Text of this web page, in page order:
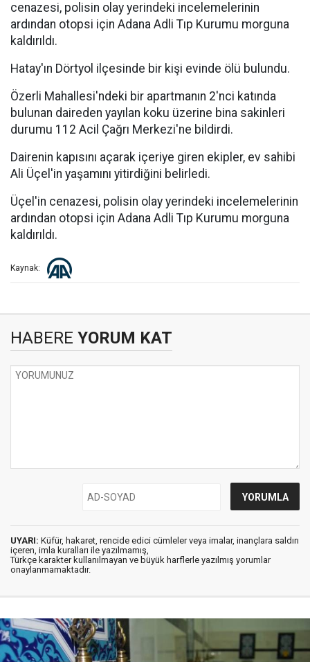
cenazesi, polisin olay yerindeki incelemelerinin
ardından otopsi için Adana Adli Tıp Kurumu morguna
kaldırıldı.
Hatay'ın Dörtyol ilçesinde bir kişi evinde ölü bulundu.
Özerli Mahallesi'ndeki bir apartmanın 2'nci katında
bulunan daireden yayılan koku üzerine bina sakinleri
durumu 112 Acil Çağrı Merkezi'ne bildirdi.
Dairenin kapısını açarak içeriye giren ekipler, ev sahibi
Ali Üçel'in yaşamını yitirdiğini belirledi.
Üçel'in cenazesi, polisin olay yerindeki incelemelerinin
ardından otopsi için Adana Adli Tıp Kurumu morguna
kaldırıldı.
Kaynak:
HABERE YORUM KAT
UYARI: Küfür, hakaret, rencide edici cümleler veya imalar, inançlara saldırı
içeren, imla kuralları ile yazılmamış,
Türkçe karakter kullanılmayan ve büyük harflerle yazılmış yorumlar
onaylanmamaktadır.